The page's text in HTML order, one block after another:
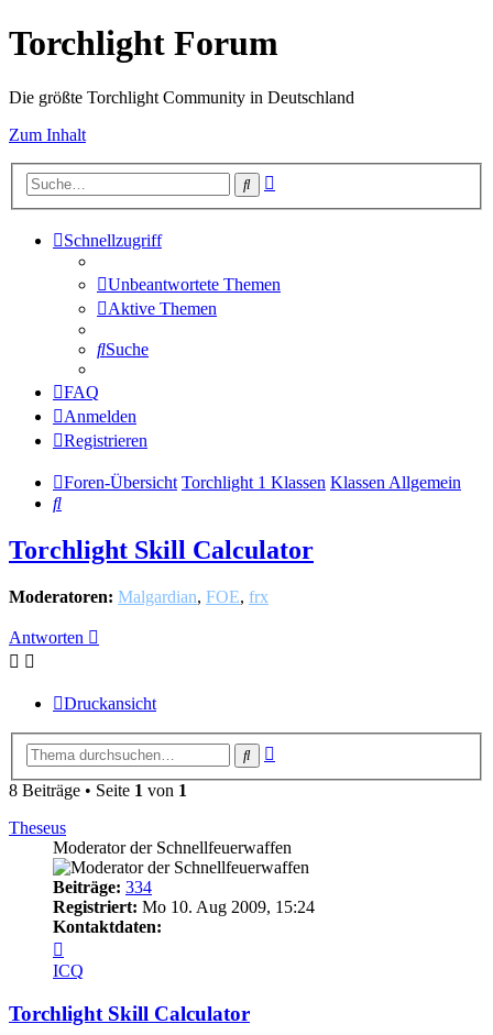
Torchlight Forum
Die größte Torchlight Community in Deutschland
Zum Inhalt
Suche
Schnellzugriff
Unbeantwortete Themen
Aktive Themen
Suche
FAQ
Anmelden
Registrieren
Foren-Übersicht Torchlight 1 Klassen Klassen Allgemein
Suche
Torchlight Skill Calculator
Moderatoren: Malgardian, FOE, frx
Antworten
Druckansicht
Suche
8 Beiträge • Seite 1 von 1
Theseus
Moderator der Schnellfeuerwaffen
Beiträge: 334
Registriert: Mo 10. Aug 2009, 15:24
Kontaktdaten:
von
Theseus
ICQ
Torchlight Skill Calculator